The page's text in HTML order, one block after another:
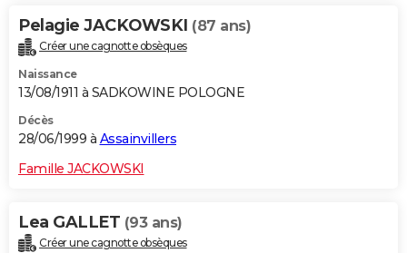
Pelagie JACKOWSKI (87 ans)
Créer une cagnotte obsèques
Naissance
13/08/1911 à SADKOWINE POLOGNE
Décès
28/06/1999 à Assainvillers
Famille JACKOWSKI
Lea GALLET (93 ans)
Créer une cagnotte obsèques